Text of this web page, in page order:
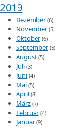
2019
Dezember (6)
November (5)
Oktober (6)
September (5)
August (5)
Juli (3)
Juni (4)
Mai (5)
April (8)
März (7)
Februar (4)
Januar (9)